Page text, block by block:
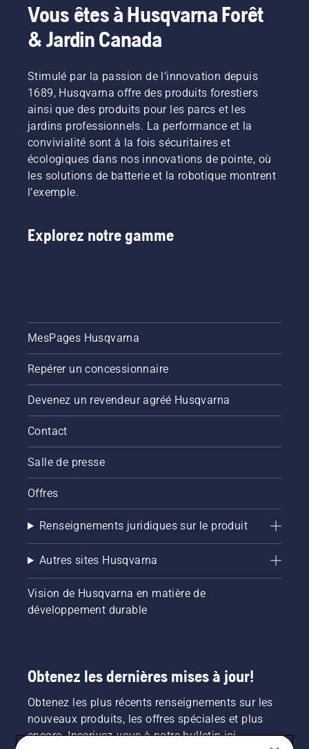
Vous êtes à Husqvarna Forêt
& Jardin Canada
Stimulé par la passion de l’innovation depuis
1689, Husqvarna offre des produits forestiers
ainsi que des produits pour les parcs et les
jardins professionnels. La performance et la
convivialité sont à la fois sécuritaires et
écologiques dans nos innovations de pointe, où
les solutions de batterie et la robotique montrent
l’exemple.
Explorez notre gamme
MesPages Husqvarna
Repérer un concessionnaire
Devenez un revendeur agréé Husqvarna
Contact
Salle de presse
Offres
Renseignements juridiques sur le produit
Autres sites Husqvarna
Vision de Husqvarna en matière de
développement durable
Obtenez les dernières mises à jour!
Obtenez les plus récents renseignements sur les
nouveaux produits, les offres spéciales et plus
encore. Inscrivez-vous à notre bulletin ici.